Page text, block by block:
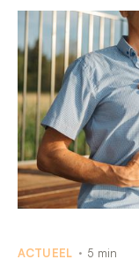
ACTUEEL • 5 min